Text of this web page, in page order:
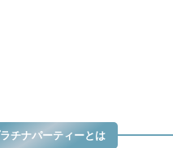
チナパーティーとは